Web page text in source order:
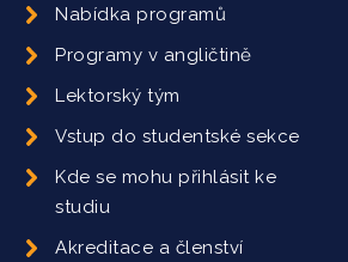
Nabídka programů
Programy v angličtině
Lektorský tým
Vstup do studentské sekce
Kde se mohu přihlásit ke
studiu
Akreditace a členství